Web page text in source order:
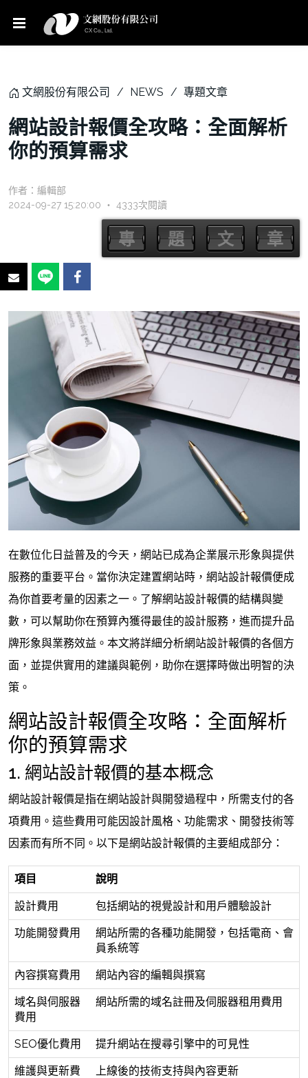
文網股份有限公司 NEWS 專題文章
網站設計報價全攻略：全面解析
你的預算需求
作者： 編輯部
2024-09-27 15:20:00 ‧ 4333次閱讀
專
專
題
題
文
文
章
章
在數位化日益普及的今天，網站已成為企業展示形象與提供
服務的重要平台。當你決定建置網站時，網站設計報價便成
為你首要考量的因素之一。了解網站設計報價的結構與變
數，可以幫助你在預算內獲得最佳的設計服務，進而提升品
牌形象與業務效益。本文將詳細分析網站設計報價的各個方
面，並提供實用的建議與範例，助你在選擇時做出明智的決
策。
網站設計報價全攻略：全面解析
你的預算需求
1. 網站設計報價的基本概念
網站設計報價是指在網站設計與開發過程中，所需支付的各
項費用。這些費用可能因設計風格、功能需求、開發技術等
因素而有所不同。以下是網站設計報價的主要組成部分：
項目 說明
設計費用 包括網站的視覺設計和用戶體驗設計
功能開發費用
網站所需的各種功能開發，包括電商、會
員系統等
內容撰寫費用 網站內容的編輯與撰寫
域名與伺服器
費用
網站所需的域名註冊及伺服器租用費用
SEO優化費用 提升網站在搜尋引擎中的可見性
維護與更新費
上線後的技術支持與內容更新